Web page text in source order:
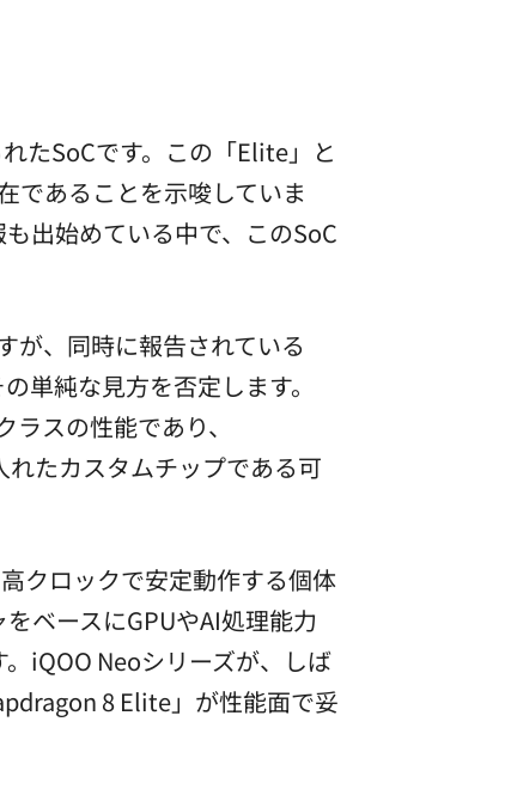
たSoCです。この「Elite」と
であることを示唆していま
出始めている中で、このSoC
が、同時に報告されている
単純な見方を否定します。
スの性能であり、
たカスタムチップである可
クロックで安定動作する個体
ベースにGPUやAI処理能力
iQOO Neoシリーズが、しば
8 Elite」が性能面で妥